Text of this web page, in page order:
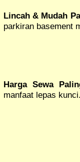
Lincah & Mudah
parkiran basement
Harga Sewa
manfaat lepas kunci.